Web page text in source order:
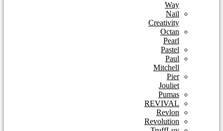
Way
Nail
Creativity
Octan
Pearl
Pastel
Paul
Mitchell
Pier
Jouliet
Pumas
REVIVAL
Revlon
Revolution